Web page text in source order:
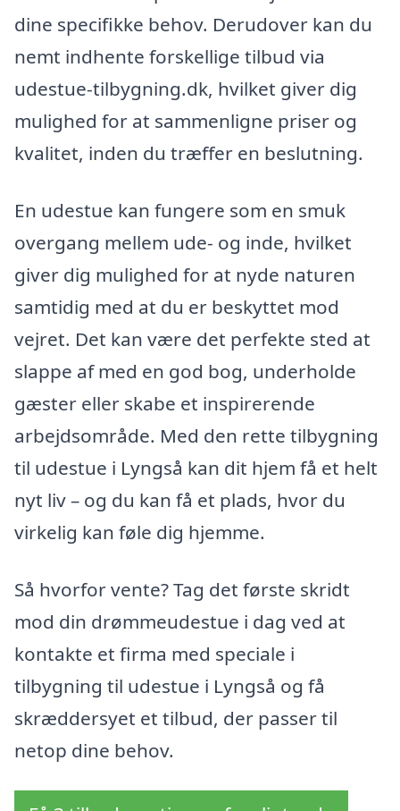
dine specifikke behov. Derudover kan du
nemt indhente forskellige tilbud via
udestue-tilbygning.dk, hvilket giver dig
mulighed for at sammenligne priser og
kvalitet, inden du træffer en beslutning.
En udestue kan fungere som en smuk
overgang mellem ude- og inde, hvilket
giver dig mulighed for at nyde naturen
samtidig med at du er beskyttet mod
vejret. Det kan være det perfekte sted at
slappe af med en god bog, underholde
gæster eller skabe et inspirerende
arbejdsområde. Med den rette tilbygning
til udestue i Lyngså kan dit hjem få et helt
nyt liv – og du kan få et plads, hvor du
virkelig kan føle dig hjemme.
Så hvorfor vente? Tag det første skridt
mod din drømmeudestue i dag ved at
kontakte et firma med speciale i
tilbygning til udestue i Lyngså og få
skræddersyet et tilbud, der passer til
netop dine behov.